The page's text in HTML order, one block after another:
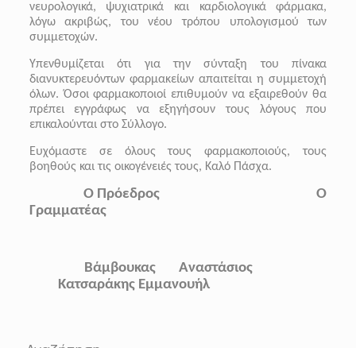
νευρολογικά, ψυχιατρικά και καρδιολογικά φάρμακα,
λόγω ακριβώς, του νέου τρόπου υπολογισμού των
συμμετοχών.
Υπενθυμίζεται ότι για την σύνταξη του πίνακα
διανυκτερευόντων φαρμακείων απαιτείται η συμμετοχή
όλων. Όσοι φαρμακοποιοί επιθυμούν να εξαιρεθούν θα
πρέπει εγγράφως να εξηγήσουν τους λόγους που
επικαλούνται στο Σύλλογο.
Ευχόμαστε σε όλους τους φαρμακοποιούς, τους
βοηθούς και τις οικογένειές τους, Καλό Πάσχα.
Ο Πρόεδρος Ο
Γραμματέας
Βάμβουκας Αναστάσιος
Κατσαράκης Εμμανουήλ